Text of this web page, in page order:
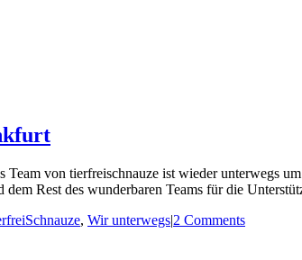
von tierfreischnauze ist wieder unterwegs
Rest des wunderbaren Teams für die
, Wir unterwegs|2 Comments